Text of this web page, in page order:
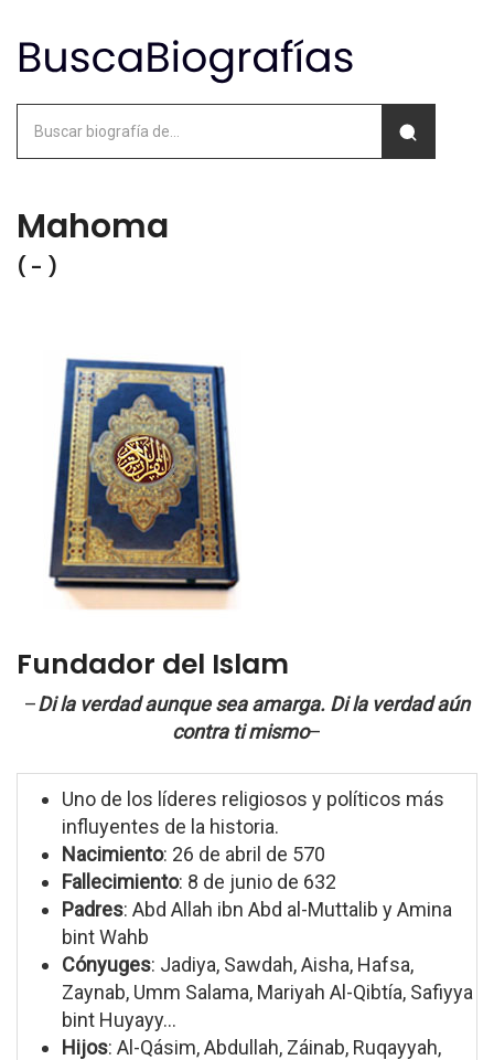
Mahoma
( - )
Fundador del Islam
–Di la verdad aunque sea amarga. Di la verdad aún
contra ti mismo–
Uno de los líderes religiosos y políticos más
influyentes de la historia.
Nacimiento: 26 de abril de 570
Fallecimiento: 8 de junio de 632
Padres: Abd Allah ibn Abd al-Muttalib y Amina
bint Wahb
Cónyuges: Jadiya, Sawdah, Aisha, Hafsa,
Zaynab, Umm Salama, Mariyah Al-Qibtía, Safiyya
bint Huyayy...
Hijos: Al-Qásim, Abdullah, Záinab, Ruqayyah,